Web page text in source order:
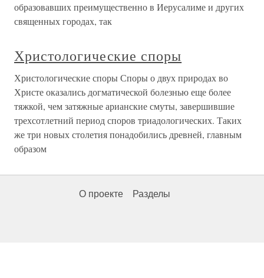
образовавших преимущественно в Иерусалиме и других
священных городах, так
Христологические споры
Христологические споры Споры о двух природах во
Христе оказались догматической болезнью еще более
тяжкой, чем затяжные арианские смуты, завершившие
трехсотлетний период споров триадологических. Таких
же три новых столетия понадобились древней, главным
образом
О проекте Разделы